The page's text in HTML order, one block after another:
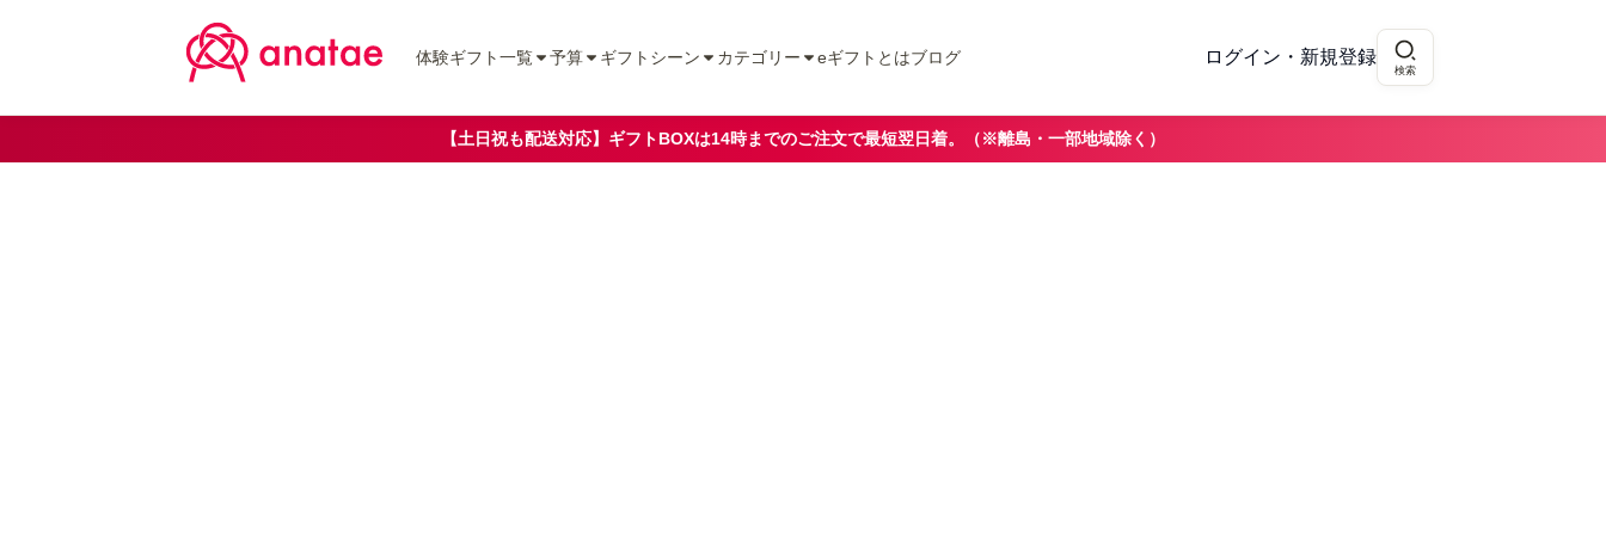
体験ギフト一覧 予算 ギフトシーン カテゴリー eギフトとはブログ ログイン・新規登録
検索
【土日祝も配送対応】ギフトBOXは14時までのご注文で最短翌日着。（※離島・一部地域除く）